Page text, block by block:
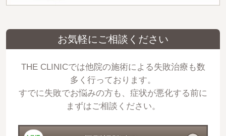
お気軽にご相談ください
THE CLINICでは他院の施術による失敗治療も数
多く行っております。
すでに失敗でお悩みの方も、症状が悪化する前に
まずはご相談ください。